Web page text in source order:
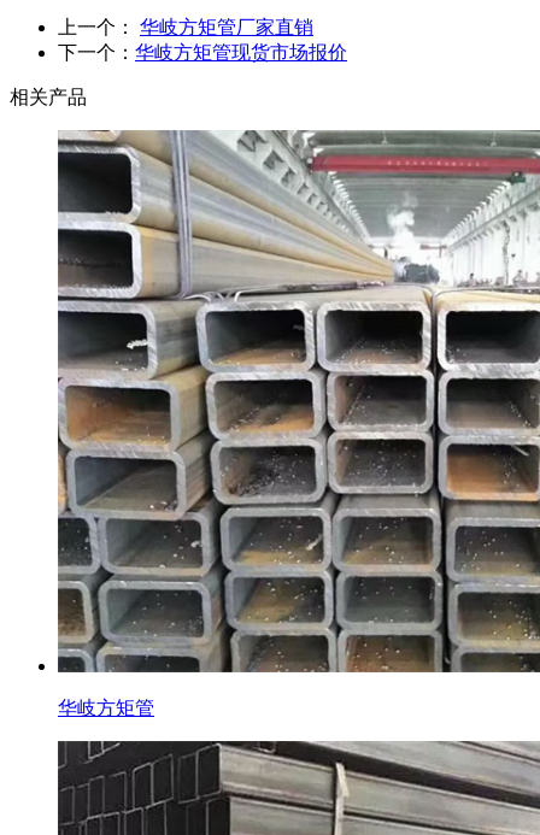
上一个： 华岐方矩管厂家直销
下一个： 华岐方矩管现货市场报价
相关产品
华岐方矩管